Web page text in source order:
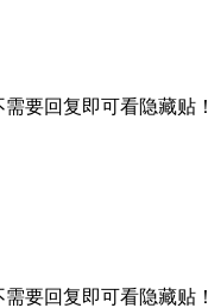
要回复即可看隐藏贴！
要回复即可看隐藏贴！